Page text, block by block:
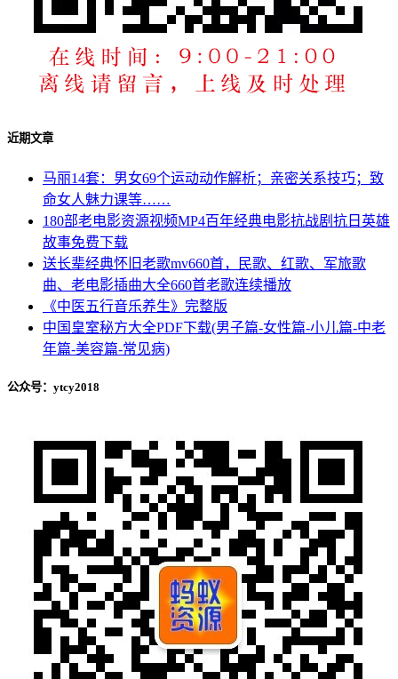
近期文章
马丽14套：男女69个运动动作解析；亲密关系技巧；致
命女人魅力课等……
180部老电影资源视频MP4百年经典电影抗战剧抗日英雄
故事免费下载
送长辈经典怀旧老歌mv660首，民歌、红歌、军旅歌
曲、老电影插曲大全660首老歌连续播放
《中医五行音乐养生》完整版
中国皇室秘方大全PDF下载(男子篇-女性篇-小儿篇-中老
年篇-美容篇-常见病)
公众号：ytcy2018